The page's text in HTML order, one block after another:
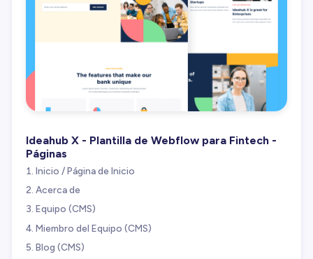
Ideahub X - Plantilla de Webflow para Fintech -
Páginas
Inicio / Página de Inicio
Acerca de
Equipo (CMS)
Miembro del Equipo (CMS)
Blog (CMS)